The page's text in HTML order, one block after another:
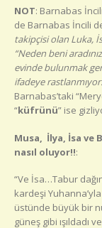
NOT: Barnabas
de Barnabas İncili
takipçisi olan Luka,
“Neden beni
evinde bulunmak
ifadeye rastlanmıyor.
Barnabas’taki
“küfrünü” ise
Musa, İlya, İsa ve
nasıl oluyor!!:
“Ve İsa…Tabur
kardeşi
üstünde büyük bir
güneş gibi ışıldadı